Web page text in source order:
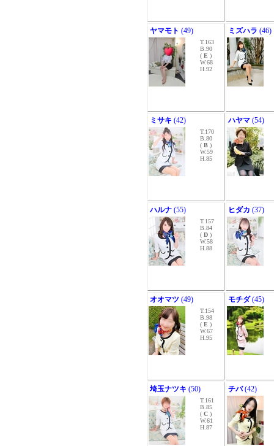
ヤマモト (49)
T.163
B.90
( E )
W.68
H.92
ミズハラ (46)
ミサキ (42)
T.170
B.80
( B )
W.59
H.85
ハヤマ (54)
ハルナ (55)
T.157
B.84
( D )
W.58
H.88
ヒダカ (37)
オオマツ (49)
T.154
B.98
( E )
W.67
H.95
モチダ(45)
埼玉ナツキ (50)
T.161
B.85
( C )
W.61
H.87
チバ(42)